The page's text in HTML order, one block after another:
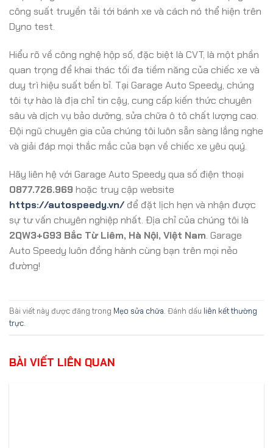
công suất truyền tải tới bánh xe và cách nó thể hiện trên
Dyno test.
Hiểu rõ về công nghệ hộp số, đặc biệt là CVT, là một phần
quan trọng để khai thác tối đa tiềm năng của chiếc xe và
duy trì hiệu suất bền bỉ. Tại Garage Auto Speedy, chúng
tôi tự hào là địa chỉ tin cậy, cung cấp kiến thức chuyên
sâu và dịch vụ bảo dưỡng, sửa chữa ô tô chất lượng cao.
Đội ngũ chuyên gia của chúng tôi luôn sẵn sàng lắng nghe
và giải đáp mọi thắc mắc của bạn về chiếc xe yêu quý.
Hãy liên hệ với Garage Auto Speedy qua số điện thoại
0877.726.969 hoặc truy cập website
https://autospeedy.vn/để đặt lịch hẹn và nhận được
sự tư vấn chuyên nghiệp nhất. Địa chỉ của chúng tôi là
2QW3+G93 Bắc Từ Liêm, Hà Nội, Việt Nam. Garage
Auto Speedy luôn đồng hành cùng bạn trên mọi nẻo
đường!
Bài viết này được đăng trong Mẹo sửa chữa. Đánh dấu liên kết thường
trực.
BÀI VIẾT LIÊN QUAN